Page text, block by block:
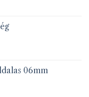
Ft
06mm